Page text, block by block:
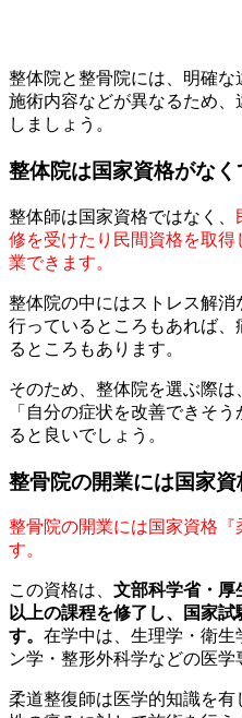
整体院と整骨院には、明確
施術内容などが異なるため
しましょう。
整体院は国家資格がな
整体師は国家資格ではなく、
修を受けたり民間資格を取
業できます。
整体院の中にはストレス解
行っているところもあれば
るところもあります。
そのため、整体院を選ぶ際は
「自分の症状を改善できそ
ると良いでしょう。
整骨院の開業には国家
整骨院の開業には国家資格
す。
この資格は、 文部科学省・厚
以上の課程を修了し、国家
す。 在学中は、生理学・衛生
ン学・整形外科学などの医学
柔道整復師は医学的知識を